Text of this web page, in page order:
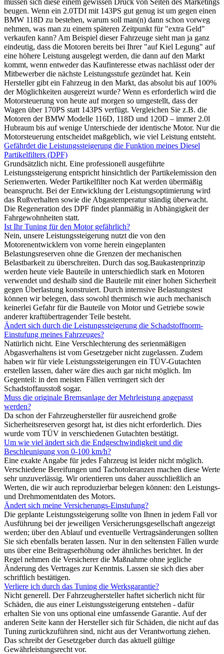
beugen. Wenn ein 2.0TDI mit 143PS gut genug ist um gegen einen
BMW 118D zu bestehen, warum soll man(n) dann schon vorweg
nehmen, was man zu einem späteren Zeitpunkt für "extra Geld"
verkaufen kann? Am Beispiel dieser Fahrzeuge sieht man ja ganz
eindeutig, dass die Motoren bereits bei Ihrer "auf Kiel Legung" auf
eine höhere Leistung ausgelegt werden, die dann auf den Markt
kommt, wenn entweder das Kaufinteresse etwas nachlässt oder der
Mitbewerber die nächste Leistungsstufe gezündet hat. Kein
Hersteller gibt ein Fahrzeug in den Markt, das absolut bis auf 100%
der Möglichkeiten ausgereizt wurde? Wenn es erforderlich wird die
Motorsteuerung von heute auf morgen so umgestellt, dass der
Wagen über 170PS statt 143PS verfügt. Vergleichen Sie z.B. die
Motoren der BMW Modelle 116D, 118D und 120D – immer 2.0l
Hubraum bis auf wenige Unterschiede der identische Motor. Nur die
Motorsteuerung entscheidet maßgeblich, wie viel Leistung entsteht.
Gefährdet die Leistungssteigerung die Funktion meines Diesel
Partikelfilters (DPF)
Grundsätzlich nicht. Eine professionell ausgeführte
Leistungssteigerung entspricht hinsichtlich der Partikelemission den
Serienwerten. Weder Partikelfilter noch Kat werden übermäßig
beansprucht. Bei der Entwicklung der Leistungsoptimierung wird
das Rußverhalten sowie die Abgastemperatur ständig überwacht.
Die Regeneration des DPF findet planmäßig in Abhängigkeit der
Fahrgewohnheiten statt.
Ist Ihr Tuning für den Motor gefährlich?
Nein, unsere Leistungssteigerung nutzt die von den
Motorenentwicklern von vorne herein eingeplanten
Belastungsreserven ohne die Grenzen der mechanischen
Belastbarkeit zu überschreiten. Durch das sog.Baukastenprinzip
werden heute viele Bauteile in unterschiedlich stark en Motoren
verwendet und deshalb sind die Bauteile mit einer hohen Sicherheit
gegen Überlastung konstruiert. Durch internsive Belastungstest
können wir belegen, dass sowohl thermisch wie auch mechanisch
keinerlei Gefahr für die Bauteile von Motor und Getriebe sowie
anderer kraftübertragender Teile besteht.
Ändert sich durch die Leistungssteigerung die Schadstoffnorm-
Einstufung meines Fahrzeuges?
Natürlich nicht. Eine Verschlechterung des serienmäßigen
Abgasverhaltens ist vom Gesetzgeber nicht zugelassen. Zudem
haben wir für viele Leistungssteigerungen ein TÜV-Gutachten
erstellen lassen, daher wäre dies auch gar nicht möglich. Im
Gegenteil: in den meisten Fällen verringert sich der
Schadstoffausstoß sogar.
Muss die originale Bremsanlage der Mehrleistung angepasst
werden?
Da schon der Fahrzeughersteller für ausreichend große
Sicherheitsreserven gesorgt hat, ist dies nicht erforderlich. Dies
wurde vom TÜV in verschiedenen Gutachten bestätigt.
Um wie viel ändert sich die Endgeschwindigkeit und die
Beschleunigung von 0-100 km/h?
Eine exakte Angabe für jedes Fahrzeug ist leider nicht möglich.
Verschiedene Bereifungen und Tachotoleranzen machen diese Werte
sehr unzuverlässig. Wir orientieren uns daher ausschließlich an
Werten, die wir auch reproduzierbar belegen können: den Leistungs-
und Drehmomentdaten des Motors.
Ändert sich meine Versicherungs-Einstufung?
Die geplante Leistungssteigerung sollte von Ihnen in jedem Fall vor
Ausführung bei der jeweiligen Versicherungsgesellschaft angezeigt
werden; über den Ablauf und eventuelle Vertragsänderungen sollten
Sie sich ebenfalls beraten lassen. Nur in den seltensten Fällen wurde
uns über eine Beitragserhöhung oder ähnliches berichtet. In der
Regel nehmen die Versicherer die Maßnahme ohne jegliche
Änderung des Vertrages zur Kenntnis. Lassen sie sich dies aber
schriftlich bestätigen.
Verliere ich durch das Tuning die Werksgarantie?
Nicht generell. Der Fahrzeughersteller haftet sicherlich nicht für
Schäden, die aus einer Leistungssteigerung entstehen - dafür
erhalten Sie von uns optional eine umfassende Garantie. Auf der
anderen Seite kann der Hersteller sich für Schäden, die nicht auf das
Tuning zurückzuführen sind, nicht aus der Verantwortung ziehen.
Das schreibt der Gesetzgeber durch das aktuell gültige
Gewährleistungsrecht vor.